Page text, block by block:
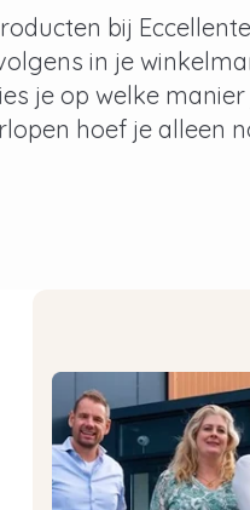
bij
in je
je op welke
hoef je alleen